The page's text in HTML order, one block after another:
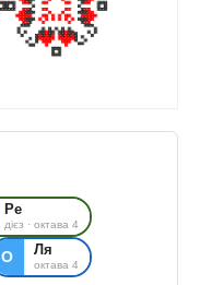
Ре
дієз · октава 4
О Ля
октава 4